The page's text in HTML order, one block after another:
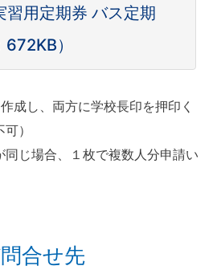
習用定期券 バス定期
）
成し、両方に学校長印を押印く
）
じ場合、１枚で複数人分申請い
合せ先